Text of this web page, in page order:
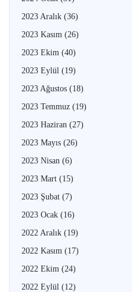
2023 Aralık (36)
2023 Kasım (26)
2023 Ekim (40)
2023 Eylül (19)
2023 Ağustos (18)
2023 Temmuz (19)
2023 Haziran (27)
2023 Mayıs (26)
2023 Nisan (6)
2023 Mart (15)
2023 Şubat (7)
2023 Ocak (16)
2022 Aralık (19)
2022 Kasım (17)
2022 Ekim (24)
2022 Eylül (12)